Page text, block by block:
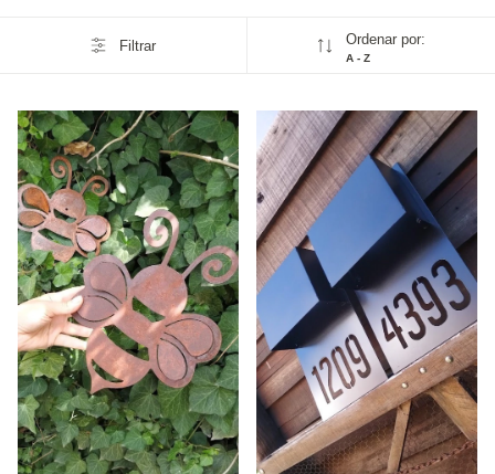
Filtrar Ordenar por:
A - Z